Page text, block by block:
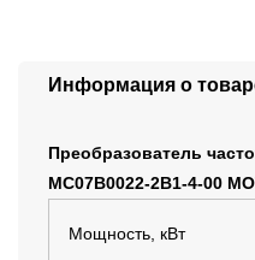
Информация о
Преобразователь
MC07B0022-2B1-4-00
Мощность, кВт